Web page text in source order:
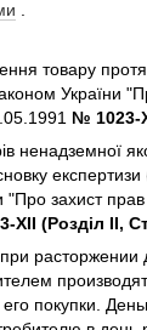
.
товару
України
№ 1023-
ненадземної
експертизи
"Про захист прав
XII (Розділ II,
при расторжении
покупки.